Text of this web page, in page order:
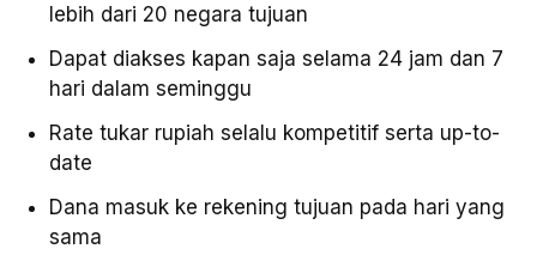
lebih dari 20 negara tujuan
Dapat diakses kapan saja selama 24 jam dan 7
hari dalam seminggu
Rate tukar rupiah selalu kompetitif serta up-to-
date
Dana masuk ke rekening tujuan pada hari yang
sama